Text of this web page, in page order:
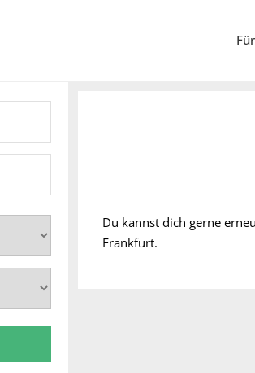
Du kannst dich gerne
Frankfurt.